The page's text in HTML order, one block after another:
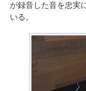
が録音した音を忠実
いる。